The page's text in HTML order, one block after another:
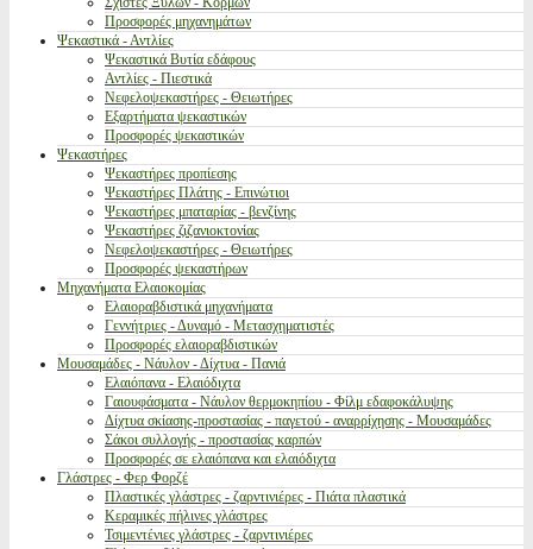
Προσφορές μηχανημάτων
Ψεκαστικά - Αντλίες
Ψεκαστικά Βυτία εδάφους
Αντλίες - Πιεστικά
Νεφελοψεκαστήρες - Θειωτήρες
Εξαρτήματα ψεκαστικών
Προσφορές ψεκαστικών
Ψεκαστήρες
Ψεκαστήρες προπίεσης
Ψεκαστήρες Πλάτης - Επινώτιοι
Ψεκαστήρες μπαταρίας - βενζίνης
Ψεκαστήρες ζιζανιοκτονίας
Νεφελοψεκαστήρες - Θειωτήρες
Προσφορές ψεκαστήρων
Μηχανήματα Ελαιοκομίας
Ελαιοραβδιστικά μηχανήματα
Γεννήτριες - Δυναμό - Μετασχηματιστές
Προσφορές ελαιοραβδιστικών
Μουσαμάδες - Νάυλον - Δίχτυα - Πανιά
Ελαιόπανα - Ελαιόδιχτα
Γαιουφάσματα - Νάυλον θερμοκηπίου - Φίλμ εδαφοκάλυψης
Δίχτυα σκίασης-προστασίας - παγετού - αναρρίχησης - Μουσαμάδες
Σάκοι συλλογής - προστασίας καρπών
Προσφορές σε ελαιόπανα και ελαιόδιχτα
Γλάστρες - Φερ Φορζέ
Πλαστικές γλάστρες - ζαρντινιέρες - Πιάτα πλαστικά
Κεραμικές πήλινες γλάστρες
Τσιμεντένιες γλάστρες - ζαρντινιέρες